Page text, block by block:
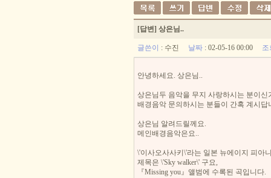
[답변] 상은님..
글쓴이 : 수진 날짜 : 02-05-16 00:00 조
안녕하세요. 상은님..
상은님두 음악을 무지 사랑하시는 분이신
배경음악 문의하시는 분들이 간혹 계시답
상은님 알려드릴께요.
메인배경음악은요..
\'이사오사사키\'라는 일본 뉴에이지 피아
제목은 \'Sky walker\' 구요,
『Missing you』앨범에 수록된 곡입니다.